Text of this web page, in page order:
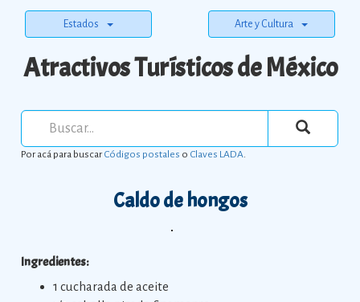
Estados Arte y Cultura
Atractivos Turísticos de México
Por acá para buscarCódigos postales o Claves LADA.
Caldo de hongos
Ingredientes:
1 cucharada de aceite